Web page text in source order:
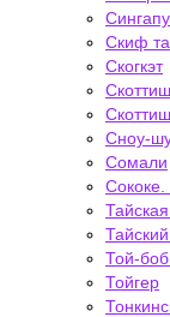
Скиф
Скогкэт
Сноу-
Сомали
Сококе.
Той-
Тойгер